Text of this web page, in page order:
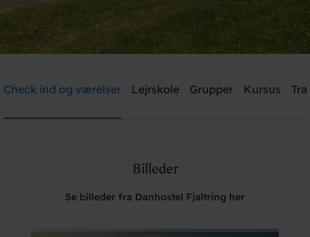
Brug for hjælp? Ring+45 9788 7700
Check ind og værelser Lejrskole Grupper Kursus
Billeder
Se billeder fra Danhostel Fjaltring her